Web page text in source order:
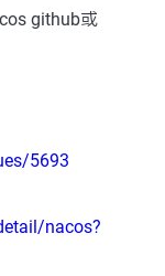
github或
5693
nacos?